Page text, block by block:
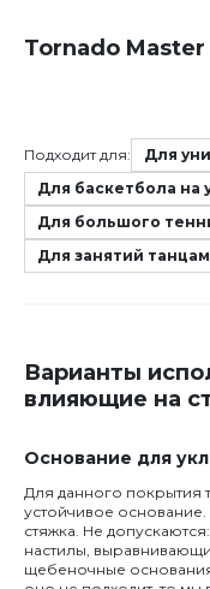
Tornado Master
Подходит для:
Для
Для баскетбола на
Для большого
Для занятий
Варианты
влияющие на
Основание для
Для данного покрытия
устойчивое
стяжка. Не
настилы,
щебеночные